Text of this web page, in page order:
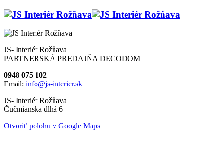
JS- Interiér Rožňava
PARTNERSKÁ PREDAJŇA DECODOM
0948 075 102
Email: info@js-interier.sk
JS- Interiér Rožňava
Čučmianska dlhá 6
Otvoriť polohu v Google Maps